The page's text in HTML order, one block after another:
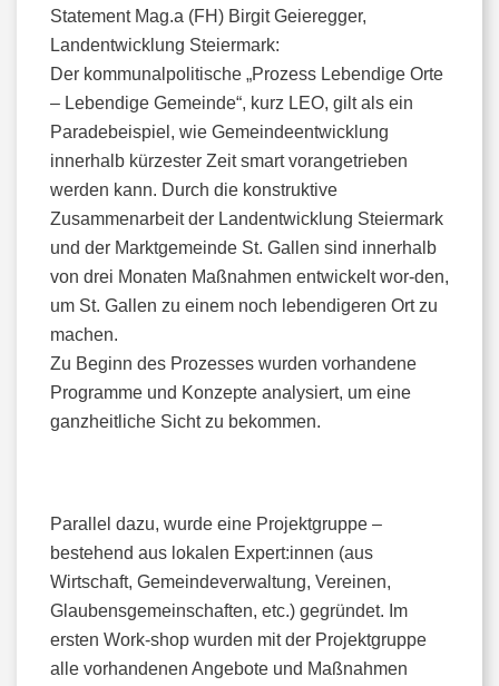
Statement Mag.a (FH) Birgit Geieregger,
Landentwicklung Steiermark:
Der kommunalpolitische „Prozess Lebendige Orte
– Lebendige Gemeinde“, kurz LEO, gilt als ein
Paradebeispiel, wie Gemeindeentwicklung
innerhalb kürzester Zeit smart vorangetrieben
werden kann. Durch die konstruktive
Zusammenarbeit der Landentwicklung Steiermark
und der Marktgemeinde St. Gallen sind innerhalb
von drei Monaten Maßnahmen entwickelt wor-den,
um St. Gallen zu einem noch lebendigeren Ort zu
machen.
Zu Beginn des Prozesses wurden vorhandene
Programme und Konzepte analysiert, um eine
ganzheitliche Sicht zu bekommen.
Parallel dazu, wurde eine Projektgruppe –
bestehend aus lokalen Expert:innen (aus
Wirtschaft, Gemeindeverwaltung, Vereinen,
Glaubensgemeinschaften, etc.) gegründet. Im
ersten Work-shop wurden mit der Projektgruppe
alle vorhandenen Angebote und Maßnahmen